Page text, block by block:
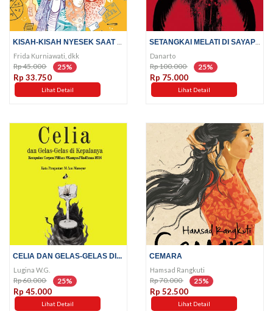
KISAH-KISAH NYESEK SAAT KKN
Frida Kurniawati, dkk
Rp 45.000 25%
Rp 33.750
Lihat Detail
SETANGKAI MELATI DI SAYAP JIBRIL
Danarto
Rp 100.000 25%
Rp 75.000
Lihat Detail
CELIA DAN GELAS-GELAS DI...
Lugina W.G.
Rp 60.000 25%
Rp 45.000
Lihat Detail
CEMARA
Hamsad Rangkuti
Rp 70.000 25%
Rp 52.500
Lihat Detail